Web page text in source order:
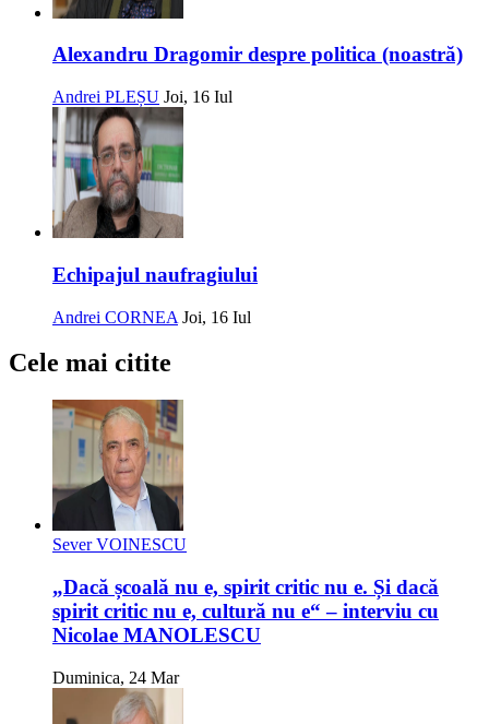
Alexandru Dragomir despre politica (noastră)
Andrei PLEȘU Joi, 16 Iul
Echipajul naufragiului
Andrei CORNEA Joi, 16 Iul
Cele mai citite
Sever VOINESCU
„Dacă școală nu e, spirit critic nu e. Și dacă
spirit critic nu e, cultură nu e“ – interviu cu
Nicolae MANOLESCU
Duminica, 24 Mar